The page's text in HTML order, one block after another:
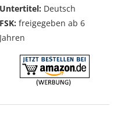
Untertitel: Deutsch
FSK: freigegeben ab 6
Jahren